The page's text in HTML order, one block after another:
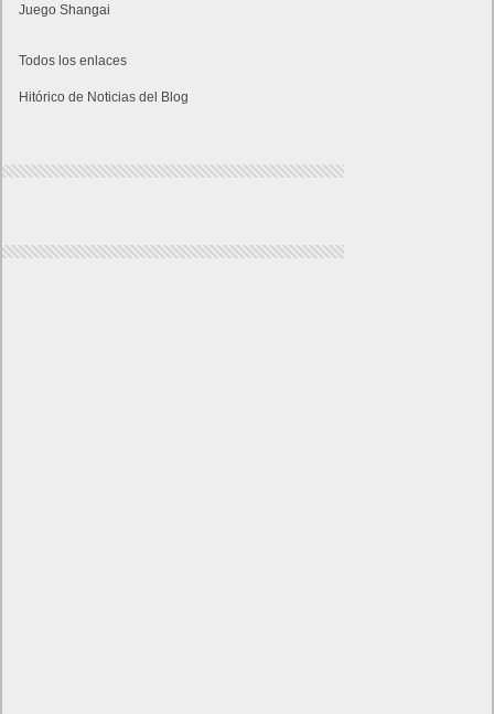
Juego Shangai
Todos los enlaces
Hitórico de Noticias del Blog